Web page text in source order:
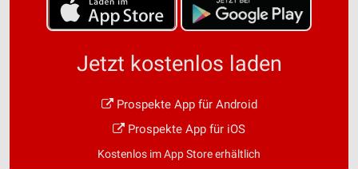
Jetzt kostenlos laden
Prospekte App für Android
Prospekte App für iOS
Kostenlos im App Store erhältlich